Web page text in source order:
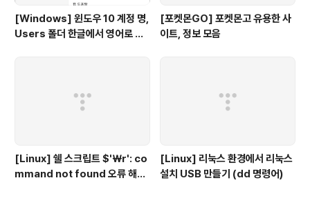
[Windows] 윈도우 10 계정 명,
Users 폴더 한글에서 영어로 변
[포켓몬GO] 포켓몬고 유용한 사
이트, 정보 모음
[Linux] 쉘 스크립트 $'￦r': co
mmand not found 오류 해결
[Linux] 리눅스 환경에서 리눅스
설치 USB 만들기 (dd 명령어)